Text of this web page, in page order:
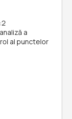
:2
a
al punctelor